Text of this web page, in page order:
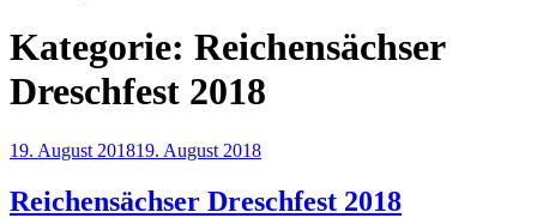
Kategorie: Reichensächser
Dreschfest 2018
Veröffentlicht
19. August 201819. August 2018
Reichensächser Dreschfest 2018